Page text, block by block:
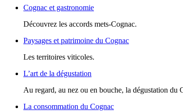
Cognac et gastronomie
Découvrez les accords mets-Cognac.
Paysages et patrimoine du Cognac
Les territoires viticoles.
L’art de la dégustation
Au regard, au nez ou en bouche, la dégustation du
La consommation du Cognac